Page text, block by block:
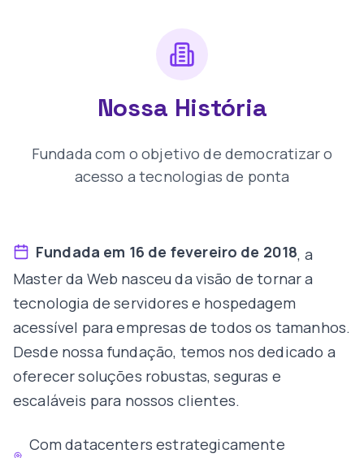
Nossa História
Fundada com o objetivo de democratizar o
acesso a tecnologias de ponta
Fundada em 16 de fevereiro de 2018, a
Master da Web nasceu da visão de tornar a
tecnologia de servidores e hospedagem
acessível para empresas de todos os tamanhos.
Desde nossa fundação, temos nos dedicado a
oferecer soluções robustas, seguras e
escaláveis para nossos clientes.
Com datacenters estrategicamente